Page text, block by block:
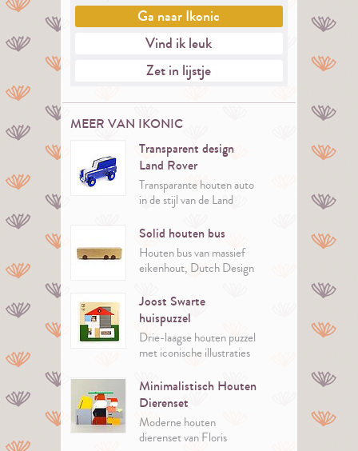
Ga naarIkonic
Vind ik leuk
Zet in lijstje
MEER VAN IKONIC
Transparent design
Land Rover
Transparante houten auto
in de stijl van de Land
Maurice Doorduyn.
Handgemaakt van
gerecycled plexiglas.
Solid houten bus
Houten bus van massief
eikenhout, Dutch Design
elegantie.
Joost Swarte
huispuzzel
Drie-laagse houten puzzel
met iconische illustraties
visuele reis door de tijd.
Minimalistisch Houten
Dierenset
Moderne houten
dierenset van Floris